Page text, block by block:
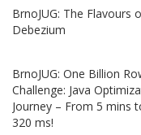
BrnoJUG: The Flavours
Debezium
BrnoJUG: One Billion
Challenge: Java
Journey – From 5 mins
320 ms!